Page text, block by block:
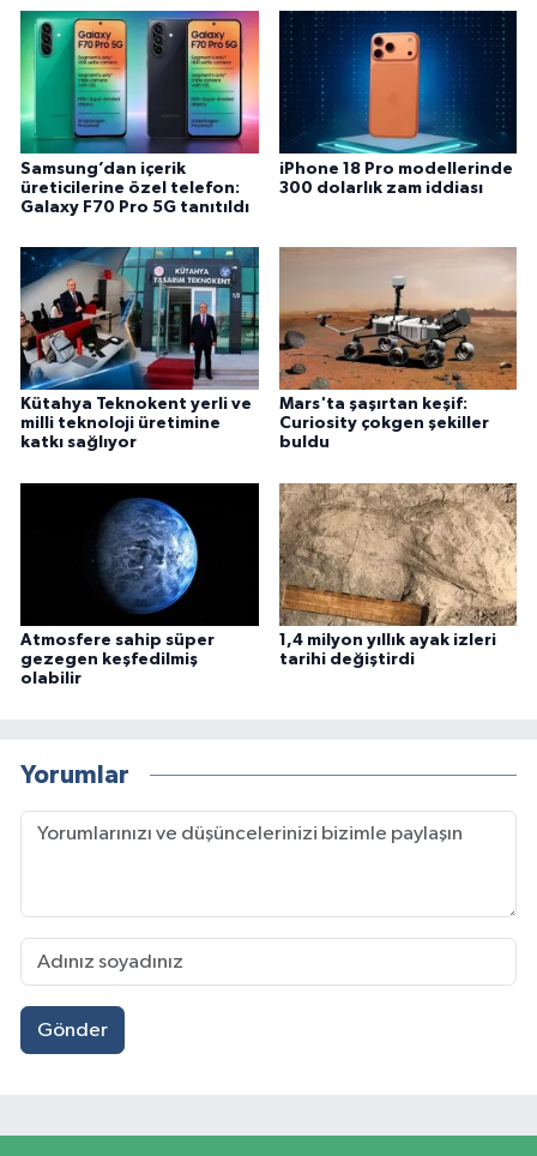
Samsung’dan içerik
üreticilerine özel telefon:
Galaxy F70 Pro 5G tanıtıldı
iPhone 18 Pro modellerinde
300 dolarlık zam iddiası
Kütahya Teknokent yerli ve
milli teknoloji üretimine
katkı sağlıyor
Mars'ta şaşırtan keşif:
Curiosity çokgen şekiller
buldu
Atmosfere sahip süper
gezegen keşfedilmiş
olabilir
1,4 milyon yıllık ayak izleri
tarihi değiştirdi
Yorumlar
Gönder